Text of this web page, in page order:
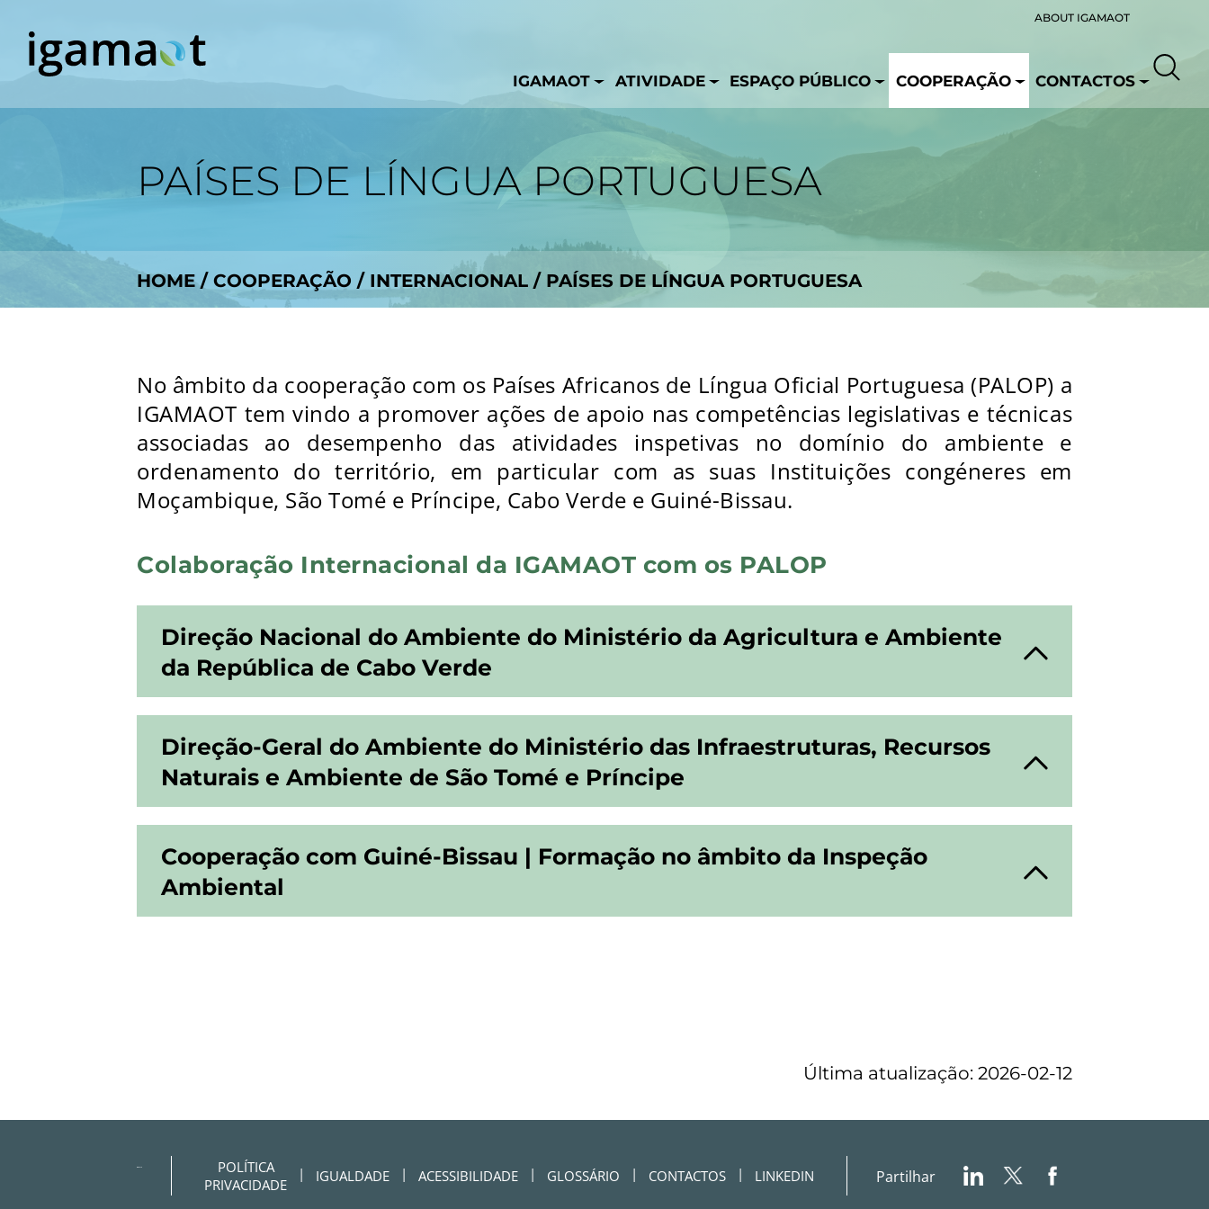
IGAMAOT ATIVIDADE ESPAÇO PÚBLICO COOPERAÇÃO CONTACTOS
ABOUT IGAMAOT
PAÍSES DE LÍNGUA PORTUGUESA
HOME / COOPERAÇÃO / INTERNACIONAL / PAÍSES DE LÍNGUA PORTUGUESA
No âmbito da cooperação com os Países Africanos de Língua Oficial Portuguesa (PALOP) a
IGAMAOT tem vindo a promover ações de apoio nas competências legislativas e técnicas
associadas ao desempenho das atividades inspetivas no domínio do ambiente e
ordenamento do território, em particular com as suas Instituições congéneres em
Moçambique, São Tomé e Príncipe, Cabo Verde e Guiné-Bissau.
Colaboração Internacional da IGAMAOT com os PALOP
Direção Nacional do Ambiente do Ministério da Agricultura e Ambiente
da República de Cabo Verde
Direção-Geral do Ambiente do Ministério das Infraestruturas, Recursos
Naturais e Ambiente de São Tomé e Príncipe
Cooperação com Guiné-Bissau | Formação no âmbito da Inspeção
Ambiental
Última atualização: 2026-02-12
POLÍTICA
PRIVACIDADE
IGUALDADE ACESSIBILIDADE GLOSSÁRIO CONTACTOS LINKEDIN Partilhar